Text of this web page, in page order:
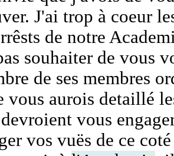
J'ai trop à coeur
de notre
souhaiter de vous
de ses membres
vous aurois detaillé
vous
vos vuës de ce